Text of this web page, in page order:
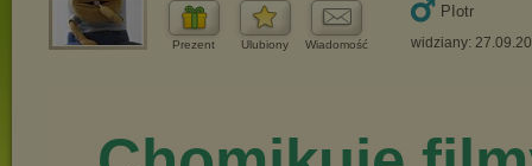
Prezent Ulubiony Wiadomość
PIotr
widziany: